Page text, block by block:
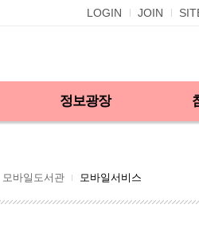
LOGIN JOIN
정보광장
모바일도서관 모바일서비스